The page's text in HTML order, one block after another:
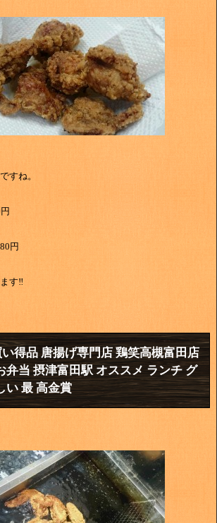
すね。
円
す‼
得品 唐揚げ専門店 鶏笑高槻富田店
弁当 摂津富田駅 オススメ ランチ グ
い 最 高金賞